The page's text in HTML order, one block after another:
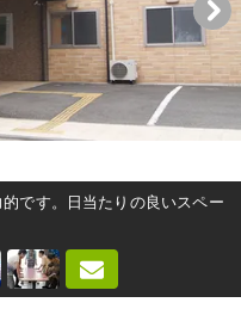
です。日当たりの良いスペー